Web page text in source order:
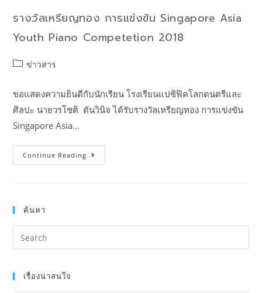
รางวัลเหรียญทอง การแข่งขัน Singapore Asia
Youth Piano Competetion 2018
ข่าวสาร
ขอแสดงความยินดีกับนักเรียน โรงเรียนแปซิฟิคโลกดนตรีและ
ศิลปะ นายวรโชติ ตันวินิจ ได้รับรางวัลเหรียญทอง การแข่งขัน
Singapore Asia…
Continue Reading
ค้นหา
เรื่องน่าสนใจ